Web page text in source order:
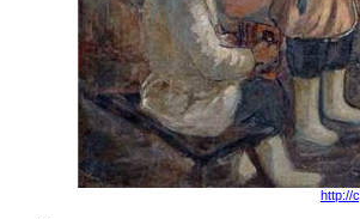
http://